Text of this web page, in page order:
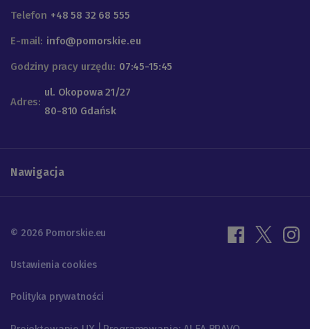
Telefon +48 58 32 68 555
E-mail: info@pomorskie.eu
Godziny pracy urzędu: 07:45-15:45
Adres:
ul. Okopowa 21/27
80-810 Gdańsk
Nawigacja
© 2026 Pomorskie.eu
Ustawienia cookies
Polityka prywatności